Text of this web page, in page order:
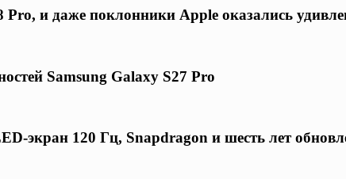
и даже поклонники Apple оказались
Samsung Galaxy S27 Pro
экран 120 Гц, Snapdragon и шесть лет